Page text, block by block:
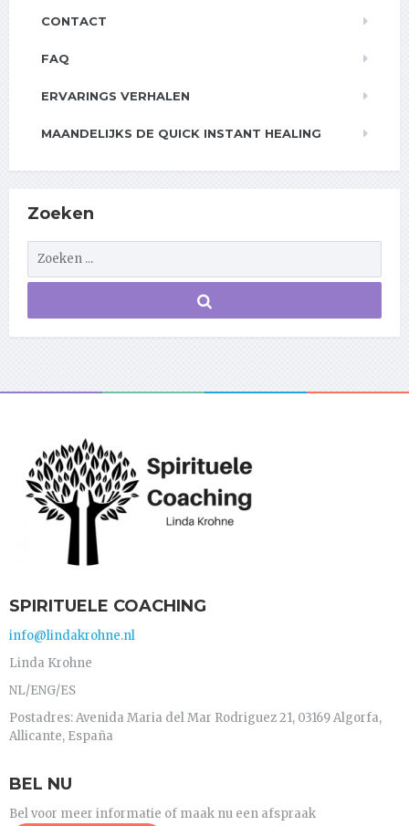
CONTACT
FAQ
ERVARINGS VERHALEN
MAANDELIJKS DE QUICK INSTANT HEALING
Zoeken
SPIRITUELE COACHING
info@lindakrohne.nl
Linda Krohne
NL/ENG/ES
Postadres: Avenida Maria del Mar Rodriguez 21, 03169 Algorfa,
Allicante, España
BEL NU
Bel voor meer informatie of maak nu een afspraak